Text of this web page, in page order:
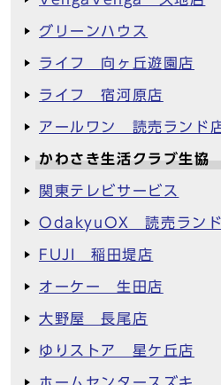
グリーンハウス
ライフ 向ヶ丘遊園店
ライフ 宿河原店
アールワン 読売ランド
かわさき生活クラブ生
関東テレビサービス
OdakyuOX 読売ラン
FUJI 稲田堤店
オーケー 生田店
大野屋 長尾店
ゆりストア 星ケ丘店